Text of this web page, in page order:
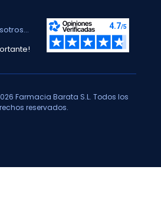
Farmacia Barata S.L. Todos los
reservados.